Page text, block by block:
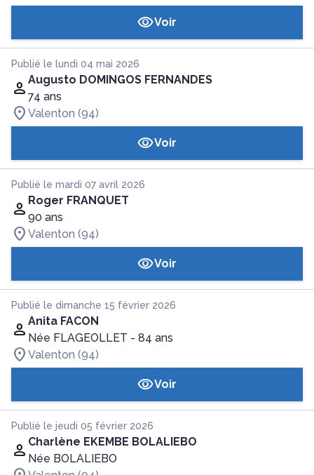
Voir
Publié le lundi 04 mai 2026
Augusto DOMINGOS FERNANDES
74 ans
Valenton (94)
Voir
Publié le mardi 07 avril 2026
Roger FRANQUET
90 ans
Valenton (94)
Voir
Publié le dimanche 15 février 2026
Anita FACON
Née FLAGEOLLET - 84 ans
Valenton (94)
Voir
Publié le jeudi 05 février 2026
Charlène EKEMBE BOLALIEBO
Née BOLALIEBO